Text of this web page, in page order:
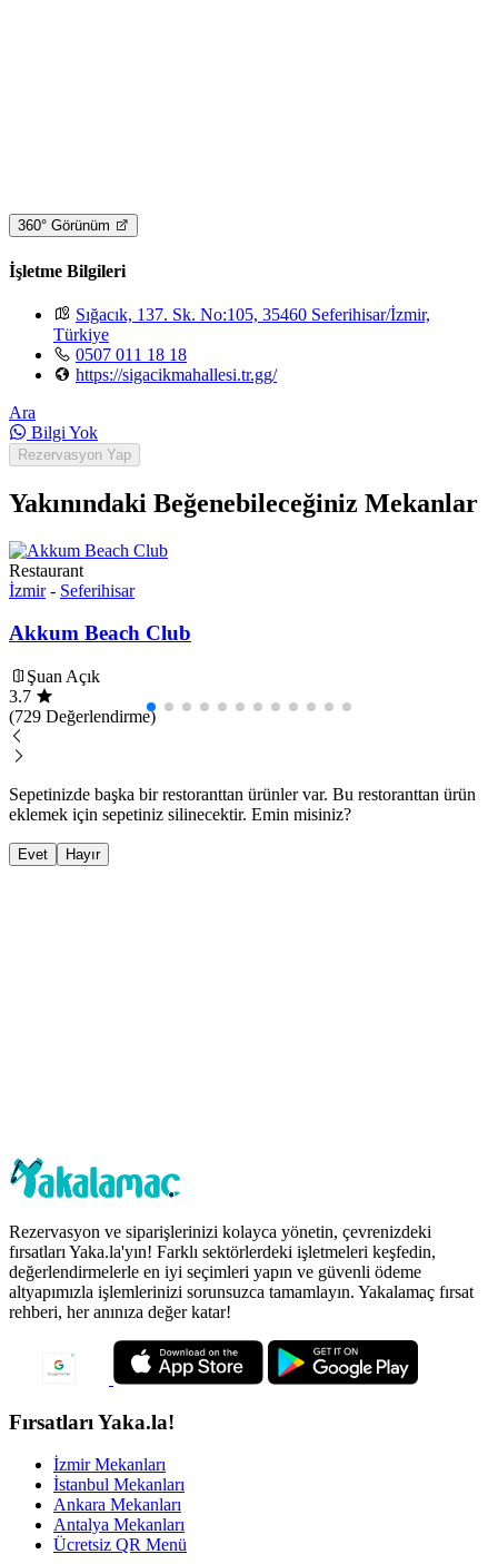
360° Görünüm
İşletme Bilgileri
Sığacık, 137. Sk. No:105, 35460 Seferihisar/İzmir,
Türkiye
0507 011 18 18
https://sigacikmahallesi.tr.gg/
Ara
Bilgi Yok
Rezervasyon Yap
Yakınındaki Beğenebileceğiniz Mekanlar
Restaurant
İzmir- Seferihisar
Akkum Beach Club
Şuan Açık
3.7
(729 Değerlendirme)
Sepetinizde başka bir restoranttan ürünler var. Bu restoranttan ürün
eklemek için sepetiniz silinecektir. Emin misiniz?
Evet Hayır
Rezervasyon ve siparişlerinizi kolayca yönetin, çevrenizdeki
fırsatları Yaka.la'yın! Farklı sektörlerdeki işletmeleri keşfedin,
değerlendirmelerle en iyi seçimleri yapın ve güvenli ödeme
altyapımızla işlemlerinizi sorunsuzca tamamlayın. Yakalamaç fırsat
rehberi, her anınıza değer katar!
Fırsatları Yaka.la!
İzmir Mekanları
İstanbul Mekanları
Ankara Mekanları
Antalya Mekanları
Ücretsiz QR Menü